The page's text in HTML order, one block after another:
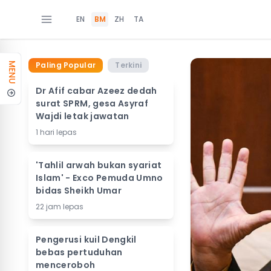
EN BM ZH TA
MENU Paling Popular Terkini
Dr Afif cabar Azeez dedah
surat SPRM, gesa Asyraf
Wajdi letak jawatan
1 hari lepas
'Tahlil arwah bukan syariat
Islam' - Exco Pemuda Umno
bidas Sheikh Umar
22 jam lepas
Pengerusi kuil Dengkil
bebas pertuduhan
menceroboh